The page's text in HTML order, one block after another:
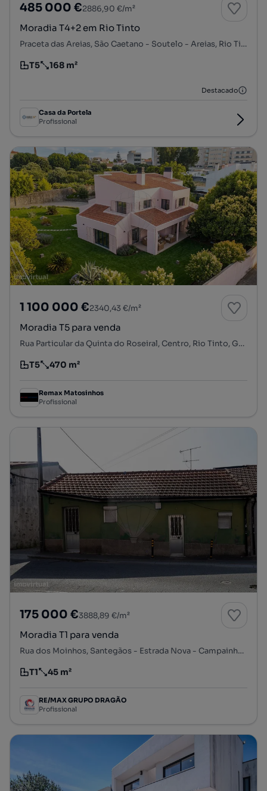
485 000 €2886,90 €/m²
Moradia T4+2 em Rio Tinto
Praceta das Areias, São Caetano - Soutelo - Areias, Rio Tinto, Gondomar, Porto
Tipologia
T5
Preço por metro quadrado
168 m²
Destacado
Casa da Portela
Profissional
1 100 000 €2340,43 €/m²
Moradia T5 para venda
Rua Particular da Quinta do Roseiral, Centro, Rio Tinto, Gondomar, Porto
Tipologia
T5
Preço por metro quadrado
470 m²
Remax Matosinhos
Profissional
175 000 €3888,89 €/m²
Moradia T1 para venda
Rua dos Moinhos, Santegãos - Estrada Nova - Campainha, Rio Tinto, Gondomar, Porto
Tipologia
T1
Preço por metro quadrado
45 m²
RE/MAX GRUPO DRAGÃO
Profissional